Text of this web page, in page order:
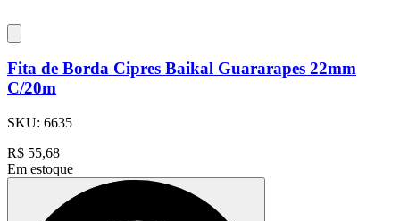
Fita de Borda Cipres Baikal Guararapes 22mm
C/20m
SKU: 6635
R$ 55,68
Em estoque